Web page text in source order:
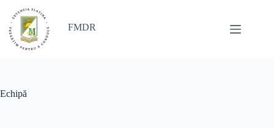
conținut
FMDR
Echipă